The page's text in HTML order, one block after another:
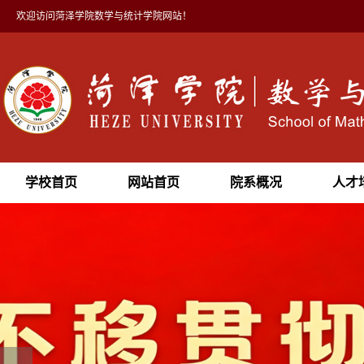
欢迎访问菏泽学院数学与统计学院网站！
学校首页 网站首页 院系概况 人才